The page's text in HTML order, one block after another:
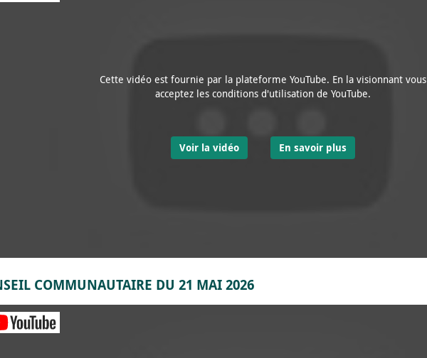
Cette vidéo est fournie par la plateforme YouTube. En la visionnant vous
acceptez les conditions d'utilisation de YouTube.
Voir la vidéo En savoir plus
COMMUNAUTAIRE DU 21 MAI 2026